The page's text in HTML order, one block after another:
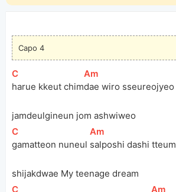
Capo 4
[
C
harue kkeut chim
[
Am
dae wiro sseureojyeo
jamdeulgineun jom ashwiweo
[
C
gamatteon nuneul
[
Am
salposhi dashi tteum
shijakdwae My teenage dream
[
C [
Am